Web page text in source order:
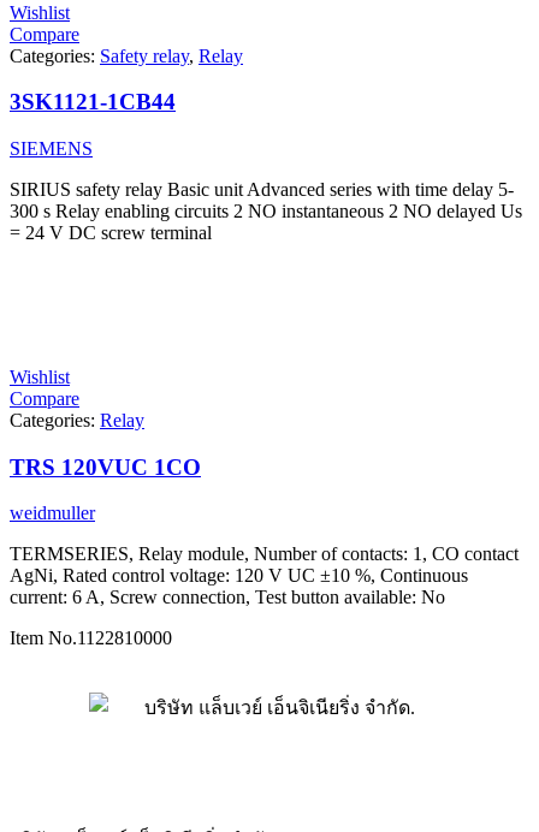
Wishlist
Compare
Categories: Safety relay, Relay
3SK1121-1CB44
SIEMENS
SIRIUS safety relay Basic unit Advanced series with time delay 5-
300 s Relay enabling circuits 2 NO instantaneous 2 NO delayed Us
= 24 V DC screw terminal
Wishlist
Compare
Categories: Relay
TRS 120VUC 1CO
weidmuller
TERMSERIES, Relay module, Number of contacts: 1, CO contact
AgNi, Rated control voltage: 120 V UC ±10 %, Continuous
current: 6 A, Screw connection, Test button available: No
Item No.1122810000